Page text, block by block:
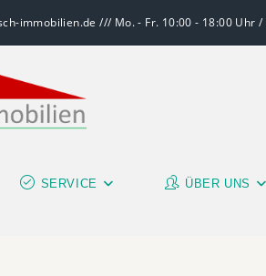
immobilien.de /// Mo. - Fr. 10:00 - 18:00
SERVICE ÜBER UNS